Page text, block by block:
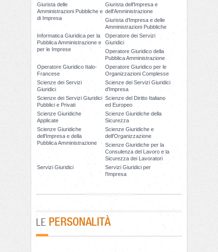
Giurista delle
Amministrazioni Pubbliche e
di Impresa
Giurista dell'Impresa e
dell'Amministrazione
Giurista d'Impresa e delle
Amministrazioni Pubbliche
Informatica Giuridica per la
Pubblica Amministrazione e
per le Imprese
Operatore dei Servizi
Giuridici
Operatore Giuridico della
Pubblica Amministrazione
Operatore Giuridico Italo-
Francese
Operatore Giuridico per le
Organizzazioni Complesse
Scienze dei Servizi
Giuridici
Scienze dei Servizi Giuridici
d'Impresa
Scienze dei Servizi Giuridici
Pubblici e Privati
Scienze del Diritto Italiano
ed Europeo
Scienze Giuridiche
Applicate
Scienze Giuridiche della
Sicurezza
Scienze Giuridiche
dell'Impresa e della
Pubblica Amministrazione
Scienze Giuridiche e
dell'Organizzazione
Scienze Giuridiche per la
Consulenza del Lavoro e la
Sicurezza dei Lavoratori
Servizi Giuridici
Servizi Giuridici per
l'Impresa
LE PERSONALITÀ